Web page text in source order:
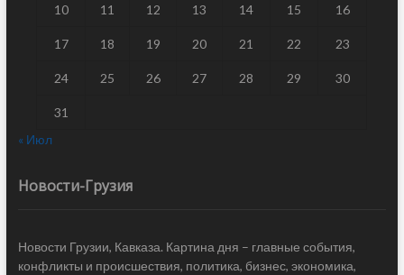
10 11 12 13 14 15 16
17 18 19 20 21 22 23
24 25 26 27 28 29 30
31
« Июл
Новости-Грузия
Новости Грузии, Кавказа. Картина дня – главные события,
конфликты и происшествия, политика, бизнес, экономика,